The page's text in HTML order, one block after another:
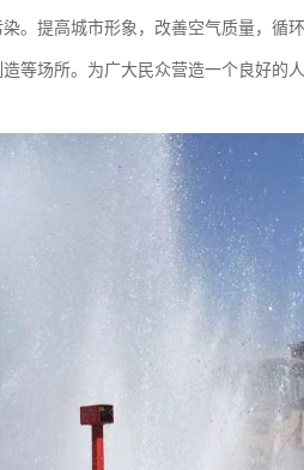
。提高城市形象，改善空气质量，循
等场所。为广大民众营造一个良好的